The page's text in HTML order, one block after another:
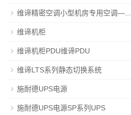
维谛精密空调小型机房专用空调—...
维谛机柜
维谛机柜PDU维谛PDU
维谛LTS系列静态切换系统
施耐德UPS电源
施耐德UPS电源SP系列UPS